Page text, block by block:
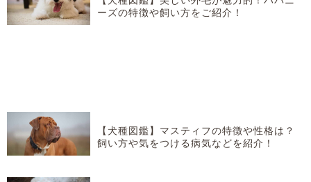
ーズの特徴や飼い方をご紹介！
【犬種図鑑】マスティフの特徴や性格は？
飼い方や気をつける病気などを紹介！